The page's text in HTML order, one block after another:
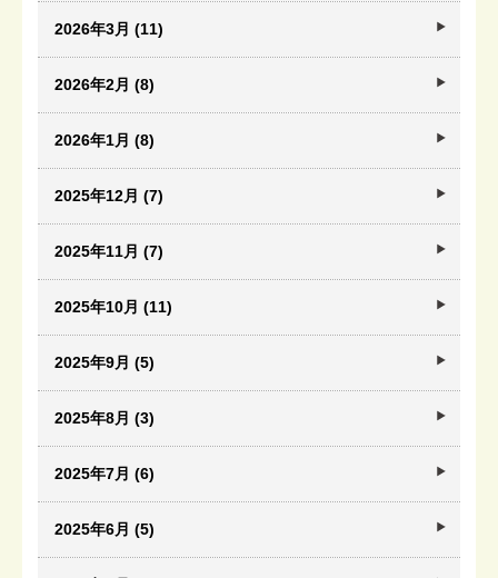
2026年3月 (11)
2026年2月 (8)
2026年1月 (8)
2025年12月 (7)
2025年11月 (7)
2025年10月 (11)
2025年9月 (5)
2025年8月 (3)
2025年7月 (6)
2025年6月 (5)